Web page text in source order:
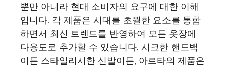
뿐만 아니라 현대 소비자의 요구에 대한 이해
입니다. 각 제품은 시대를 초월한 요소를 통합
하면서 최신 트렌드를 반영하여 모든 옷장에
다용도로 추가할 수 있습니다. 시크한 핸드백
이든 스타일리시한 신발이든, 아르타의 제품은